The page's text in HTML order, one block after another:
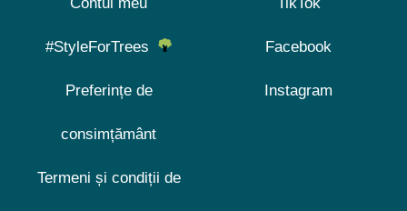
#StyleForTrees
Preferințe de
consimțământ
Termeni și condiții de
Facebook
Instagram